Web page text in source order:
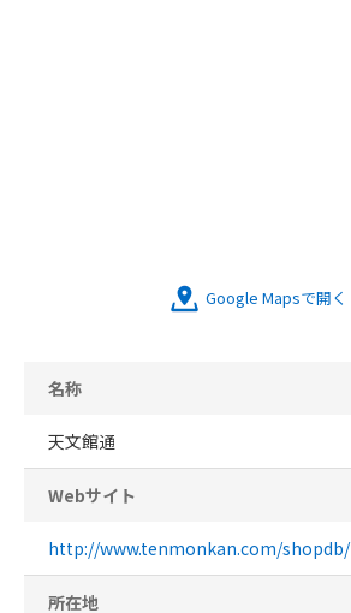
Google Mapsで開く
名称
天文館通
Webサイト
http://www.tenmonkan.com/shopdb/
所在地